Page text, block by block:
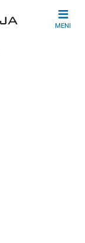
MENI